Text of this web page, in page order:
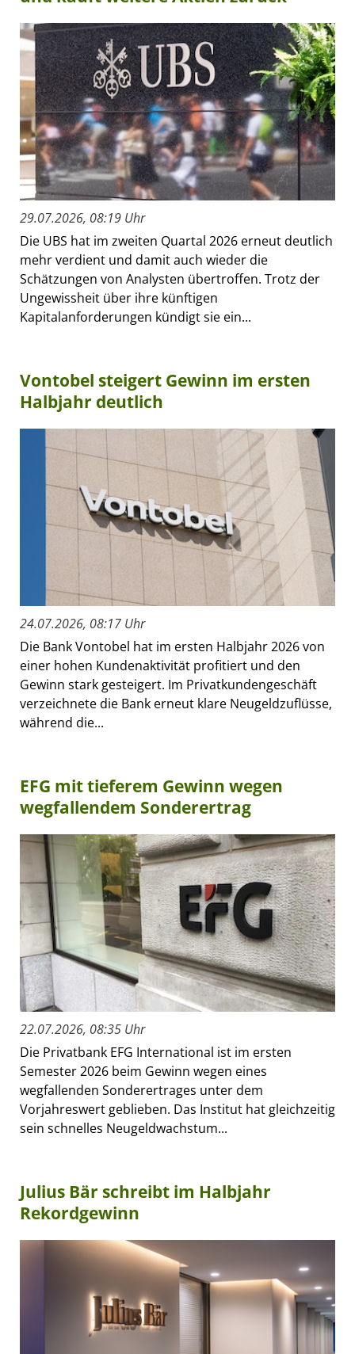
29.07.2026, 08:19 Uhr
Die UBS hat im zweiten Quartal 2026 erneut deutlich
mehr verdient und damit auch wieder die
Schätzungen von Analysten übertroffen. Trotz der
Ungewissheit über ihre künftigen
Kapitalanforderungen kündigt sie ein...
Vontobel steigert Gewinn im ersten
Halbjahr deutlich
24.07.2026, 08:17 Uhr
Die Bank Vontobel hat im ersten Halbjahr 2026 von
einer hohen Kundenaktivität profitiert und den
Gewinn stark gesteigert. Im Privatkundengeschäft
verzeichnete die Bank erneut klare Neugeldzuflüsse,
während die...
EFG mit tieferem Gewinn wegen
wegfallendem Sonderertrag
22.07.2026, 08:35 Uhr
Die Privatbank EFG International ist im ersten
Semester 2026 beim Gewinn wegen eines
wegfallenden Sonderertrages unter dem
Vorjahreswert geblieben. Das Institut hat gleichzeitig
sein schnelles Neugeldwachstum...
Julius Bär schreibt im Halbjahr
Rekordgewinn